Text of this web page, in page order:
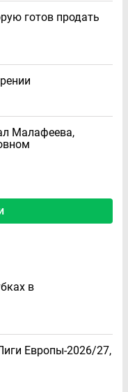
готов продать
Малафеева,
в
Европы-2026/27,